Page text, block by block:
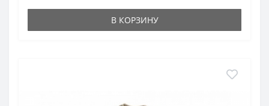
В КОРЗИНУ